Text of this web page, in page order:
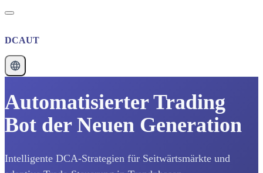
DCAUT
Automatisierter Trading
Bot der Neuen Generation
Intelligente DCA-Strategien für Seitwärtsmärkte und